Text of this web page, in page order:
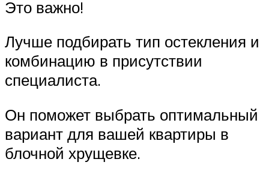
Это важно!
Лучше подбирать тип остекления и
комбинацию в присутствии
специалиста.
Он поможет выбрать оптимальный
вариант для вашей квартиры в
блочной хрущевке.